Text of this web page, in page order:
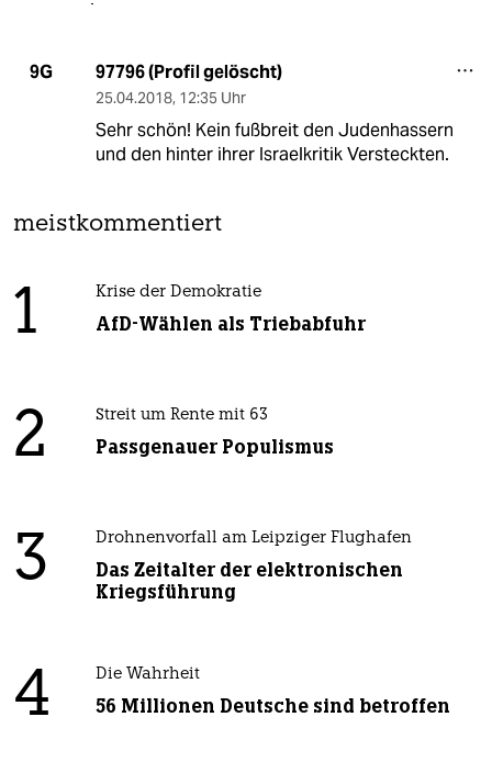
9G 97796 (Profil gelöscht)
25.04.2018, 12:35 Uhr
Sehr schön! Kein fußbreit den Judenhassern
und den hinter ihrer Israelkritik Versteckten.
meistkommentiert
1 Krise der Demokratie
AfD-Wählen als Triebabfuhr
2 Streit um Rente mit 63
Passgenauer Populismus
3 Drohnenvorfall am Leipziger Flughafen
Das Zeitalter der elektronischen
Kriegsführung
4 Die Wahrheit
56 Millionen Deutsche sind betroffen